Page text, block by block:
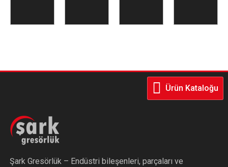
Ürün Kataloğu
Şark Gresörlük – Endüstri bileşenleri, parçaları ve